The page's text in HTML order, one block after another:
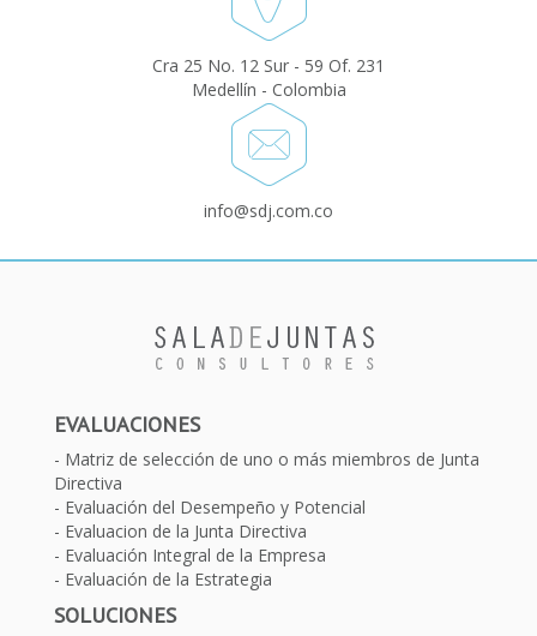
Cra 25 No. 12 Sur - 59 Of. 231
Medellín - Colombia
info@sdj.com.co
EVALUACIONES
Matriz de selección de uno o más miembros de Junta
Directiva
Evaluación del Desempeño y Potencial
Evaluacion de la Junta Directiva
Evaluación Integral de la Empresa
Evaluación de la Estrategia
SOLUCIONES